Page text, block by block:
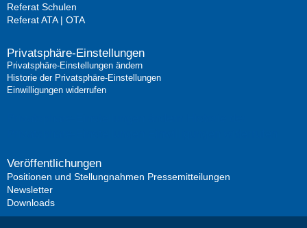
Referat Schulen
Referat ATA | OTA
Privatsphäre-Einstellungen
Privatsphäre-Einstellungen ändern
Historie der Privatsphäre-Einstellungen
Einwilligungen widerrufen
Veröffentlichungen
Positionen und Stellungnahmen Pressemitteilungen
Newsletter
Downloads